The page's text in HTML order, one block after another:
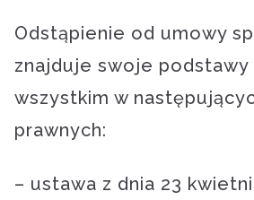
Odstąpienie od umowy
znajduje swoje podstawy
wszystkim w
prawnych:
– ustawa z dnia 23